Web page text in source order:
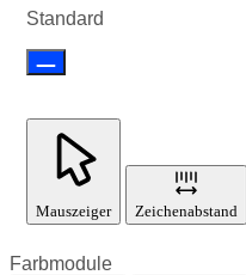
Standard
Mauszeiger Zeichenabstand
Farbmodule